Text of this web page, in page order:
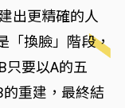
出更精確的人
「換臉」階段，
只要以A的五
重建，最終結